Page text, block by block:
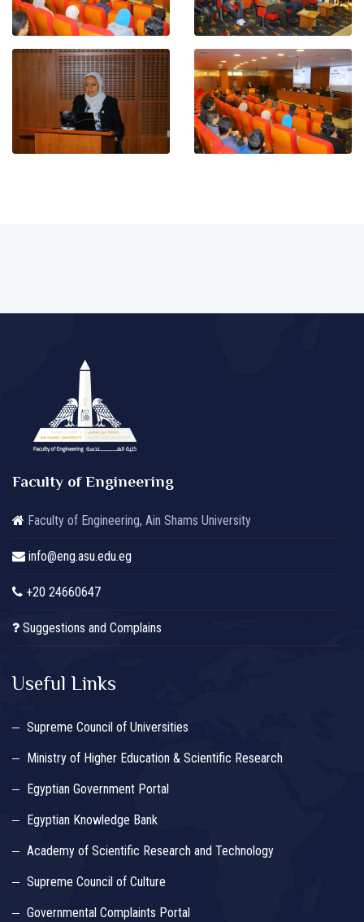
Faculty of Engineering
Faculty of Engineering, Ain Shams University
info@eng.asu.edu.eg
+20 24660647
Suggestions and Complains
Useful Links
Supreme Council of Universities
Ministry of Higher Education & Scientific Research
Egyptian Government Portal
Egyptian Knowledge Bank
Academy of Scientific Research and Technology
Supreme Council of Culture
Governmental Complaints Portal